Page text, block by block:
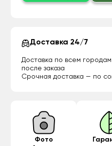
Доставка 24/7
Доставка по всем
после заказа
Срочная доставка — по
Фото